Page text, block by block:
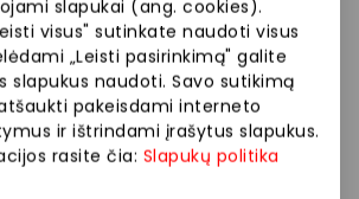
slapukai (ang. cookies).
visus" sutinkate naudoti visus
„Leisti pasirinkimą" galite
slapukus naudoti. Savo sutikimą
pakeisdami interneto
ir ištrindami įrašytus slapukus.
rasite čia: Slapukų politika
Jūs įsigijote aukščiausius kokybės
korekcinius akinius!
GARANTIJA: pažadame, kad visi
optikos salone įsigyti akiniai yra
gamybos standartus,